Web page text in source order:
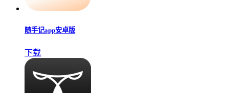
随手记app安卓版
下载